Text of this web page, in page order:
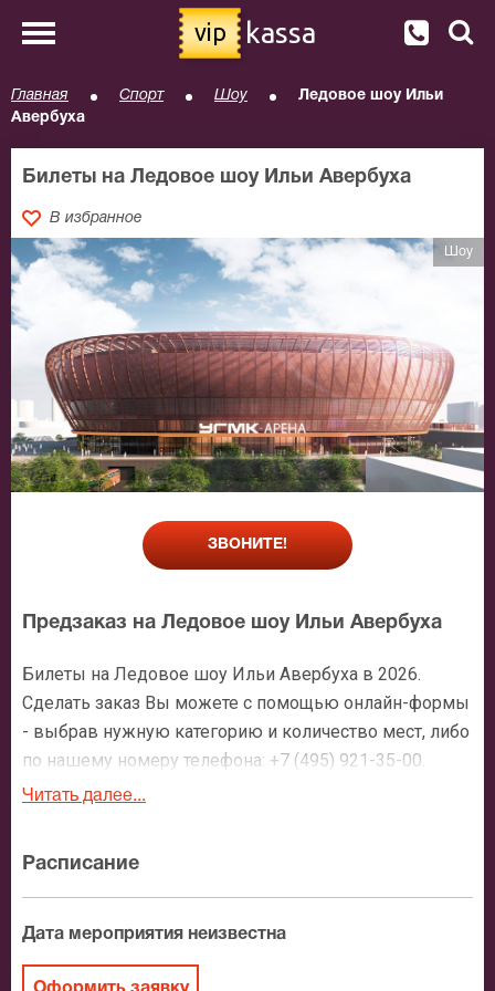
vip kassa
Главная Спорт Шоу
Ледовое шоу Ильи
Авербуха
Билеты на Ледовое шоу Ильи Авербуха
В избранное
Шоу
ЗВОНИТЕ!
Предзаказ на Ледовое шоу Ильи Авербуха
Билеты на Ледовое шоу Ильи Авербуха в 2026.
Сделать заказ Вы можете с помощью онлайн-формы
- выбрав нужную категорию и количество мест, либо
по нашему номеру телефона: +7 (495) 921-35-00.
После оформления заявки с Вами свяжется
зрительном зале, о том как заказать билет и утвердит
адрес доставки.
Авербуха
Читать далее...
Расписание
Дата мероприятия неизвестна